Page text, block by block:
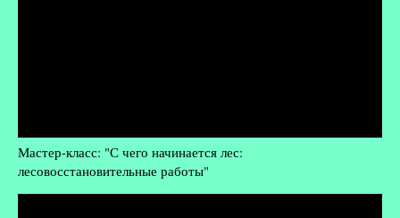
Мастер-класс: "С чего начинается лес:
лесовосстановительные работы"